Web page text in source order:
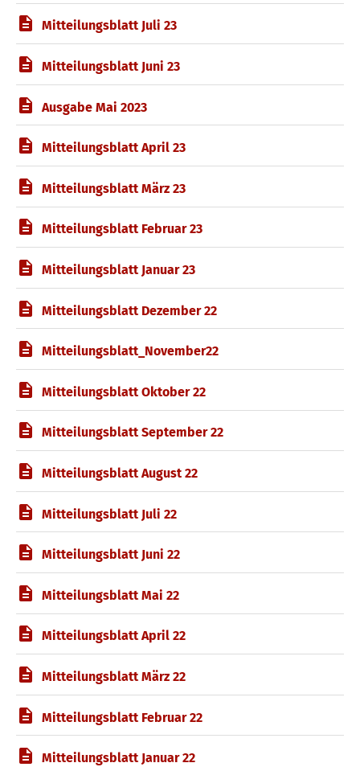
Mitteilungsblatt Juli 23
Mitteilungsblatt Juni 23
Ausgabe Mai 2023
Mitteilungsblatt April 23
Mitteilungsblatt März 23
Mitteilungsblatt Februar 23
Mitteilungsblatt Januar 23
Mitteilungsblatt Dezember 22
Mitteilungsblatt_November22
Mitteilungsblatt Oktober 22
Mitteilungsblatt September 22
Mitteilungsblatt August 22
Mitteilungsblatt Juli 22
Mitteilungsblatt Juni 22
Mitteilungsblatt Mai 22
Mitteilungsblatt April 22
Mitteilungsblatt März 22
Mitteilungsblatt Februar 22
Mitteilungsblatt Januar 22